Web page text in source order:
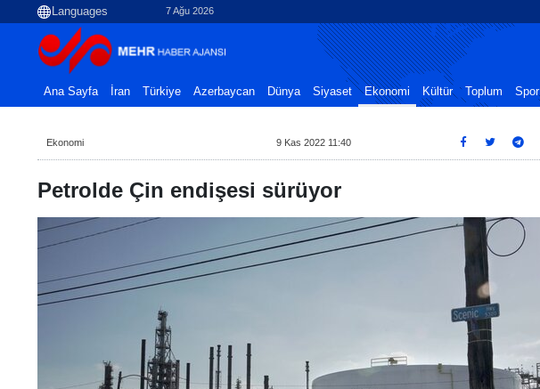
7 Ağu 2026
Ana Sayfa İran Türkiye Azerbaycan Dünya Siyaset Ekonomi Kültür Toplum Spor
Ekonomi 9 Kas 2022 11:40
Petrolde Çin endişesi sürüyor